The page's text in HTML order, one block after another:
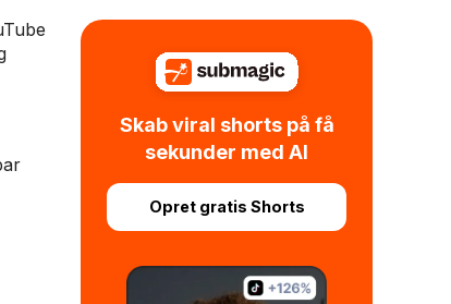
Skab viral shorts på få
sekunder med AI
Opret gratis Shorts